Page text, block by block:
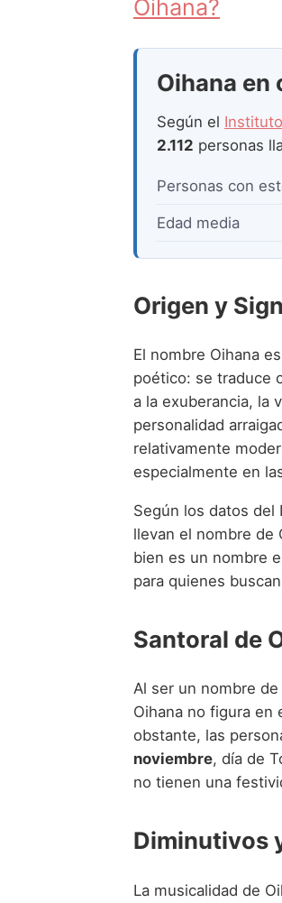
Oihana?
Oihana en
Según el
2.112 personas
Personas con
Edad media
Origen y
El nombre Oihana
poético: se traduce
a la exuberancia, la
personalidad
relativamente
especialmente en
Según los datos del
llevan el nombre de
bien es un nombre
para quienes
Santoral de
Al ser un nombre
Oihana no figura en
obstante, las
noviembre, día de
no tienen una
Diminutivos
La musicalidad de